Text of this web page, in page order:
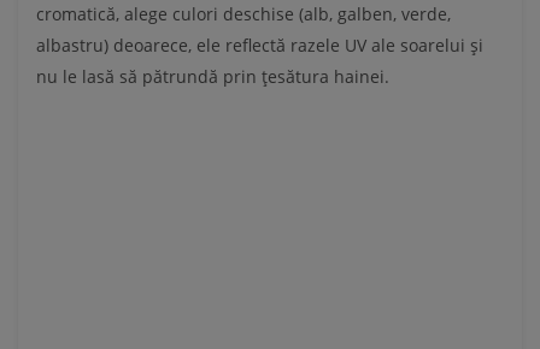
cromatică, alege culori deschise (alb, galben, verde,
albastru) deoarece, ele reflectă razele UV ale soarelui și
nu le lasă să pătrundă prin țesătura hainei.